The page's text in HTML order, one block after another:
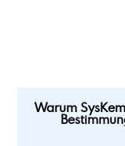
Warum